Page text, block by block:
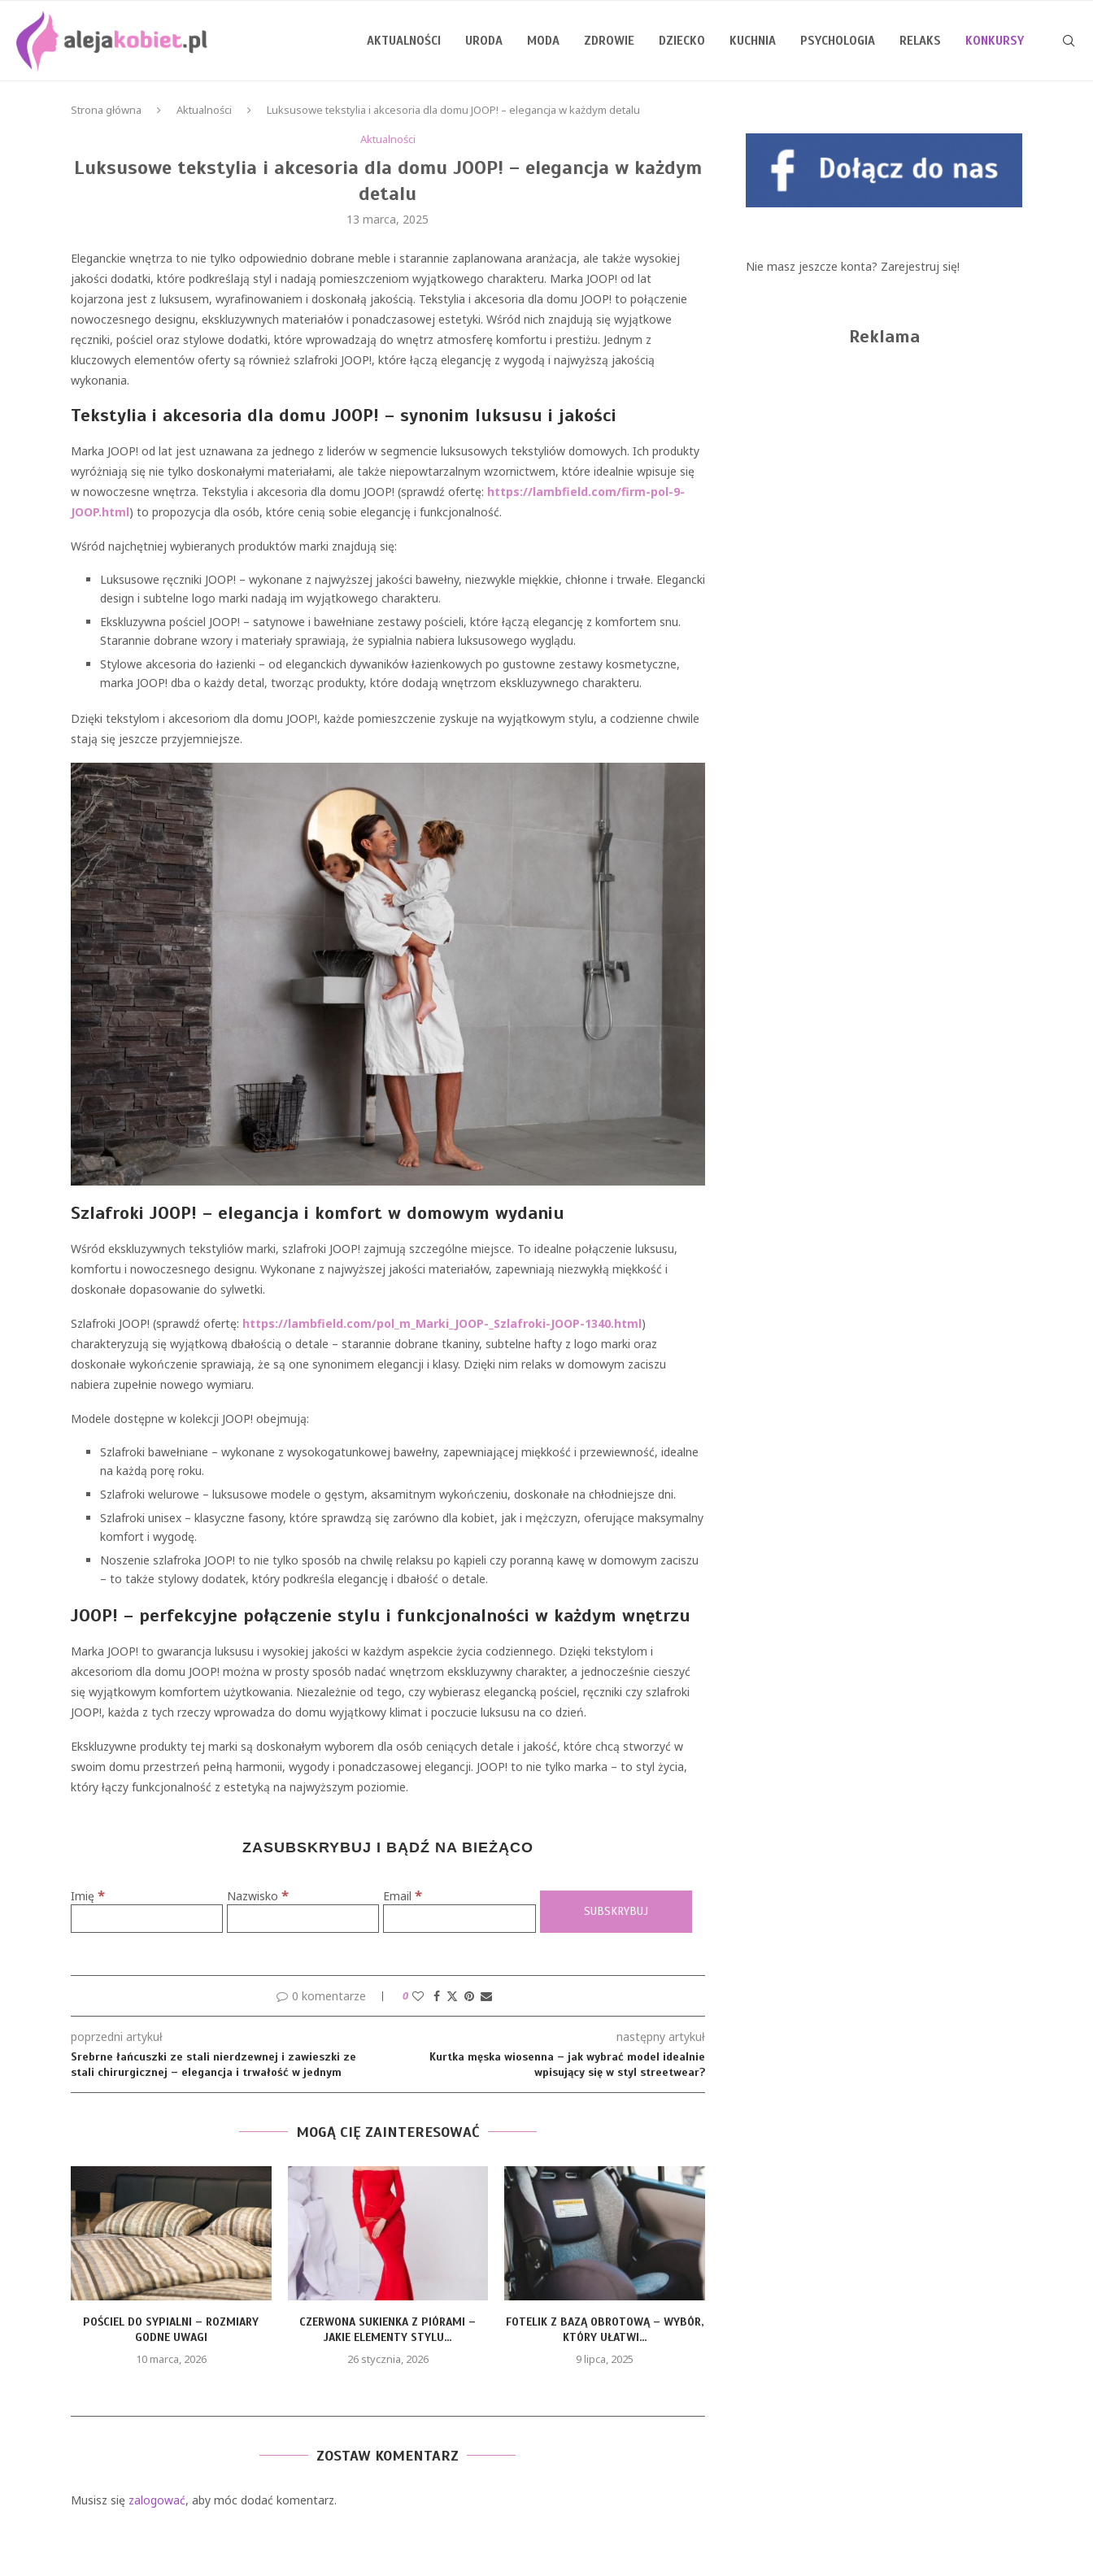
AKTUALNOŚCI URODA MODA ZDROWIE DZIECKO KUCHNIA PSYCHOLOGIA RELAKS KONKURSY
Strona główna Aktualności
Luksusowe tekstylia i akcesoria dla domu JOOP! – elegancja w każdym detalu
Aktualności
Luksusowe tekstylia i akcesoria dla domu JOOP! – elegancja w każdym
detalu
13 marca, 2025
Eleganckie wnętrza to nie tylko odpowiednio dobrane meble i starannie zaplanowana aranżacja, ale także wysokiej
jakości dodatki, które podkreślają styl i nadają pomieszczeniom wyjątkowego charakteru. Marka JOOP! od lat
kojarzona jest z luksusem, wyrafinowaniem i doskonałą jakością. Tekstylia i akcesoria dla domu JOOP! to połączenie
nowoczesnego designu, ekskluzywnych materiałów i ponadczasowej estetyki. Wśród nich znajdują się wyjątkowe
ręczniki, pościel oraz stylowe dodatki, które wprowadzają do wnętrz atmosferę komfortu i prestiżu. Jednym z
kluczowych elementów oferty są również szlafroki JOOP!, które łączą elegancję z wygodą i najwyższą jakością
wykonania.
Tekstylia i akcesoria dla domu JOOP! – synonim luksusu i jakości
Marka JOOP! od lat jest uznawana za jednego z liderów w segmencie luksusowych tekstyliów domowych. Ich produkty
wyróżniają się nie tylko doskonałymi materiałami, ale także niepowtarzalnym wzornictwem, które idealnie wpisuje się
w nowoczesne wnętrza. Tekstylia i akcesoria dla domu JOOP! (sprawdź ofertę: https://lambfield.com/firm-pol-9-
JOOP.html) to propozycja dla osób, które cenią sobie elegancję i funkcjonalność.
Wśród najchętniej wybieranych produktów marki znajdują się:
Luksusowe ręczniki JOOP! – wykonane z najwyższej jakości bawełny, niezwykle miękkie, chłonne i trwałe. Elegancki
design i subtelne logo marki nadają im wyjątkowego charakteru.
Ekskluzywna pościel JOOP! – satynowe i bawełniane zestawy pościeli, które łączą elegancję z komfortem snu.
Starannie dobrane wzory i materiały sprawiają, że sypialnia nabiera luksusowego wyglądu.
Stylowe akcesoria do łazienki – od eleganckich dywaników łazienkowych po gustowne zestawy kosmetyczne,
marka JOOP! dba o każdy detal, tworząc produkty, które dodają wnętrzom ekskluzywnego charakteru.
Dzięki tekstylom i akcesoriom dla domu JOOP!, każde pomieszczenie zyskuje na wyjątkowym stylu, a codzienne chwile
stają się jeszcze przyjemniejsze.
Szlafroki JOOP! – elegancja i komfort w domowym wydaniu
Wśród ekskluzywnych tekstyliów marki, szlafroki JOOP! zajmują szczególne miejsce. To idealne połączenie luksusu,
komfortu i nowoczesnego designu. Wykonane z najwyższej jakości materiałów, zapewniają niezwykłą miękkość i
doskonałe dopasowanie do sylwetki.
Szlafroki JOOP! (sprawdź ofertę: https://lambfield.com/pol_m_Marki_JOOP-_Szlafroki-JOOP-1340.html)
charakteryzują się wyjątkową dbałością o detale – starannie dobrane tkaniny, subtelne hafty z logo marki oraz
doskonałe wykończenie sprawiają, że są one synonimem elegancji i klasy. Dzięki nim relaks w domowym zaciszu
nabiera zupełnie nowego wymiaru.
Modele dostępne w kolekcji JOOP! obejmują:
Szlafroki bawełniane – wykonane z wysokogatunkowej bawełny, zapewniającej miękkość i przewiewność, idealne
na każdą porę roku.
Szlafroki welurowe – luksusowe modele o gęstym, aksamitnym wykończeniu, doskonałe na chłodniejsze dni.
Szlafroki unisex – klasyczne fasony, które sprawdzą się zarówno dla kobiet, jak i mężczyzn, oferujące maksymalny
komfort i wygodę.
Noszenie szlafroka JOOP! to nie tylko sposób na chwilę relaksu po kąpieli czy poranną kawę w domowym zaciszu
– to także stylowy dodatek, który podkreśla elegancję i dbałość o detale.
JOOP! – perfekcyjne połączenie stylu i funkcjonalności w każdym wnętrzu
Marka JOOP! to gwarancja luksusu i wysokiej jakości w każdym aspekcie życia codziennego. Dzięki tekstylom i
akcesoriom dla domu JOOP! można w prosty sposób nadać wnętrzom ekskluzywny charakter, a jednocześnie cieszyć
się wyjątkowym komfortem użytkowania. Niezależnie od tego, czy wybierasz elegancką pościel, ręczniki czy szlafroki
JOOP!, każda z tych rzeczy wprowadza do domu wyjątkowy klimat i poczucie luksusu na co dzień.
Ekskluzywne produkty tej marki są doskonałym wyborem dla osób ceniących detale i jakość, które chcą stworzyć w
swoim domu przestrzeń pełną harmonii, wygody i ponadczasowej elegancji. JOOP! to nie tylko marka – to styl życia,
który łączy funkcjonalność z estetyką na najwyższym poziomie.
ZASUBSKRYBUJ I BĄDŹ NA BIEŻĄCO
Imię * Nazwisko* Email*
0 komentarze 0
poprzedni artykuł
Srebrne łańcuszki ze stali nierdzewnej i zawieszki ze
stali chirurgicznej – elegancja i trwałość w jednym
następny artykuł
Kurtka męska wiosenna – jak wybrać model idealnie
wpisujący się w styl streetwear?
MOGĄ CIĘ ZAINTERESOWAĆ
CZERWONA SUKIENKA Z PIÓRAMI –
JAKIE ELEMENTY STYLU...
26 stycznia, 2026
FOTELIK Z BAZĄ OBROTOWĄ – WYBÓR,
KTÓRY UŁATWI...
9 lipca, 2025
LEAF LIFE GOLD – ZŁOTY OLEJEK CBD
DLA...
19 maja, 2025
ZOSTAW KOMENTARZ
Musisz się zalogować, aby móc dodać komentarz.
Nie masz jeszcze konta? Zarejestruj się!
Reklama